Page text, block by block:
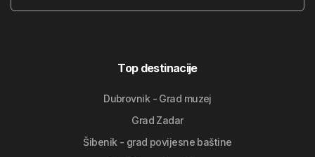
Top destinacije
Dubrovnik - Grad muzej
Grad Zadar
Šibenik - grad povijesne baštine